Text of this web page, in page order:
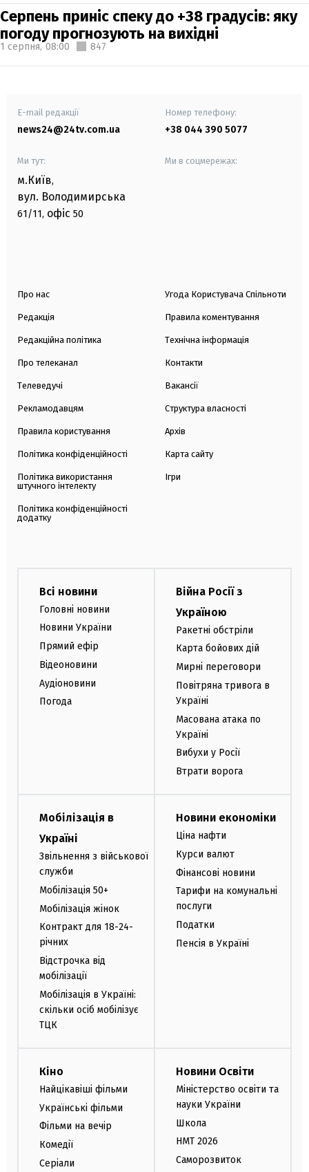
Серпень приніс спеку до +38 градусів: яку
погоду прогнозують на вихідні
1 серпня, 08:00 847
E-mail редакції
news24@24tv.com.ua
Номер телефону:
+38 044 390 5077
Ми тут:
м.Київ,
вул. Володимирська
61/11, офіс 50
Ми в соцмережах:
Про нас
Редакція
Редакційна політика
Про телеканал
Телеведучі
Рекламодавцям
Правила користування
Політика конфіденційності
Політика використання
штучного інтелекту
Політика конфіденційності
додатку
Угода Користувача Спільноти
Правила коментування
Технічна інформація
Контакти
Вакансії
Структура власності
Архів
Карта сайту
Ігри
Всі новини
Головні новини
Новини України
Прямий ефір
Відеоновини
Аудіоновини
Погода
Війна Росії з
Україною
Ракетні обстріли
Карта бойових дій
Мирні переговори
Повітряна тривога в
Україні
Масована атака по
Україні
Вибухи у Росії
Втрати ворога
Мобілізація в
Україні
Звільнення з військової
служби
Мобілізація 50+
Мобілізація жінок
Контракт для 18-24-
річних
Відстрочка від
мобілізації
Мобілізація в Україні:
скільки осіб мобілізує
ТЦК
Новини економіки
Ціна нафти
Курси валют
Фінансові новини
Тарифи на комунальні
послуги
Податки
Пенсія в Україні
Кіно
Найцікавіші фільми
Українські фільми
Фільми на вечір
Комедії
Серіали
Новини Освіти
Міністерство освіти та
науки України
Школа
НМТ 2026
Саморозвиток